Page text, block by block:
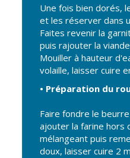
Urbanisme et
logement
Économie et
commerce
Réseau de
chaleur urbain
Une fois bien dorés,
et les réserver dans
Faites revenir la
puis rajouter la
Mouiller à hauteur
volaille, laisser cuire
• Préparation du
Faire fondre le
ajouter la farine hors
mélangeant puis
doux, laisser cuire 2